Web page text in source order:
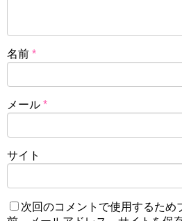
名前 *
メール *
サイト
次回のコメントで使用するため